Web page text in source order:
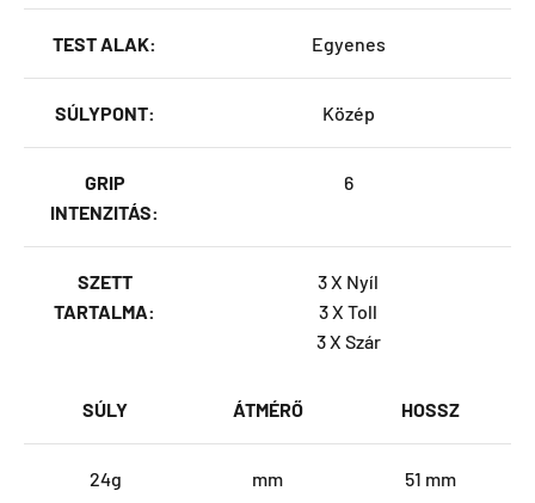
TEST ALAK: Egyenes
SÚLYPONT: Közép
GRIP
INTENZITÁS:
6
SZETT
TARTALMA:
3 X Nyíl
3 X Toll
3 X Szár
SÚLY ÁTMÉRŐ HOSSZ
24g mm 51 mm